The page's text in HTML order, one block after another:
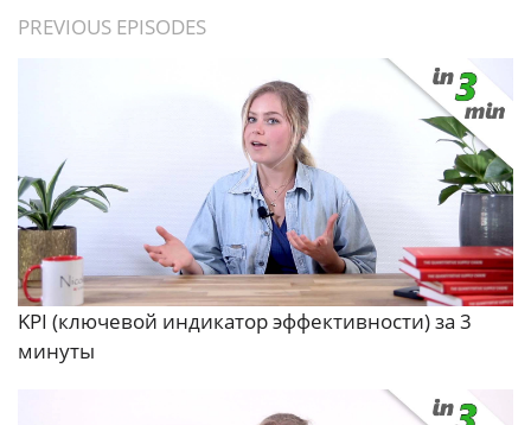
PREVIOUS EPISODES
KPI (ключевой индикатор эффективности) за 3
минуты